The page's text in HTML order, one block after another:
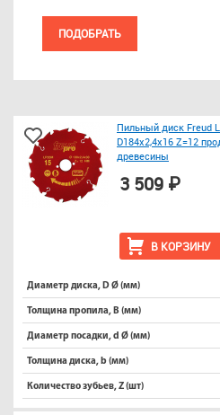
ПОДОБРАТЬ
Пильный диск Freud
D184x2,4x16 Z=12
древесины
В КОРЗИНУ
3 509 ₽
Диаметр диска, D Ø (мм)
Толщина пропила, B (мм)
Диаметр посадки, d Ø (мм)
Толщина диска, b (мм)
Количество зубьев, Z (шт)